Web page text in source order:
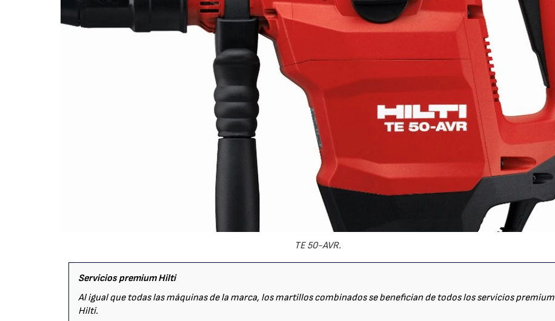
TE 50-AVR.
Servicios premium Hilti
Al igual que todas las máquinas de la marca, los martillos combinados se benefician de todos los servicios premium
Hilti.